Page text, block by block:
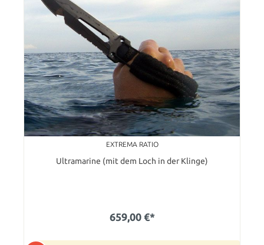
EXTREMA RATIO
Ultramarine (mit dem Loch in der Klinge)
659,00 €*